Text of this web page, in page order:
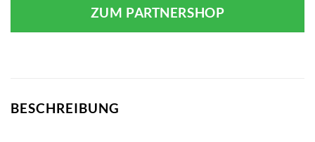
ZUM PARTNERSHOP
BESCHREIBUNG